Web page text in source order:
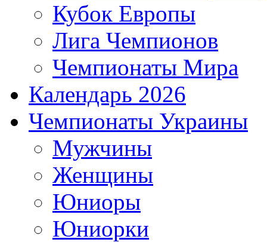
Кубок Европы
Лига Чемпионов
Чемпионаты Мира
Календарь 2026
Чемпионаты Украины
Мужчины
Женщины
Юниоры
Юниорки